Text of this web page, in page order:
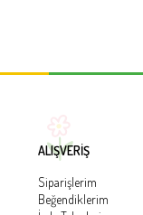
ALIŞVERİŞ
Siparişlerim
Beğendiklerim